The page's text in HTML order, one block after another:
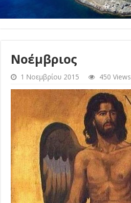
Νοέμβριος
1 Νοεμβρίου 2015 450 Views